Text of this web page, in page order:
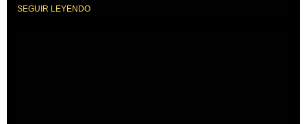
SEGUIR LEYENDO